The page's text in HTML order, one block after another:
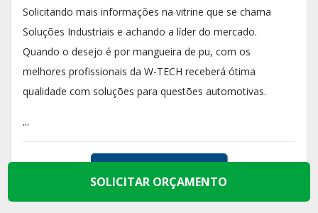
Solicitando mais informações na vitrine que se chama
Soluções Industriais e achando a líder do mercado.
Quando o desejo é por mangueira de pu, com os
melhores profissionais da W-TECH receberá ótima
qualidade com soluções para questões automotivas.
...
COTAR AGORA
SOLICITAR ORÇAMENTO